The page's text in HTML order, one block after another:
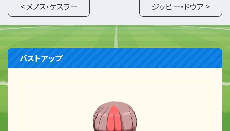
< メノス・ケスラー
ジッピー・ドウア >
バストアップ